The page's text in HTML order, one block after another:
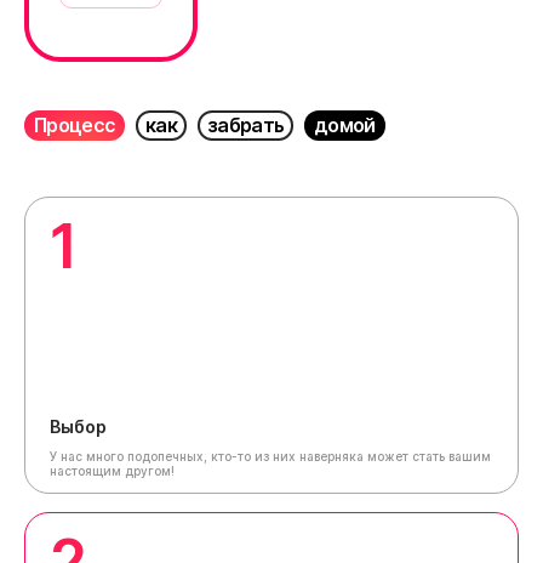
Процесс как забрать домой
1
Выбор
У нас много подопечных, кто-то из них наверняка может стать вашим
настоящим другом!